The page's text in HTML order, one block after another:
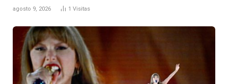
agosto 9, 2026 1 Visitas